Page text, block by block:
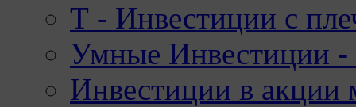
Т - Инвестиции с
Умные Инвестиции -
Инвестиции в акции